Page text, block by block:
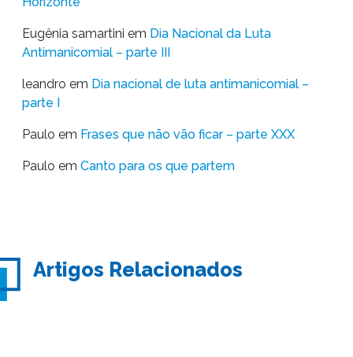
Eugênia samartini em Dia Nacional da Luta
Antimanicomial – parte III
leandro em Dia nacional de luta antimanicomial –
parte I
Paulo em Frases que não vão ficar – parte XXX
Paulo em Canto para os que partem
Artigos Relacionados